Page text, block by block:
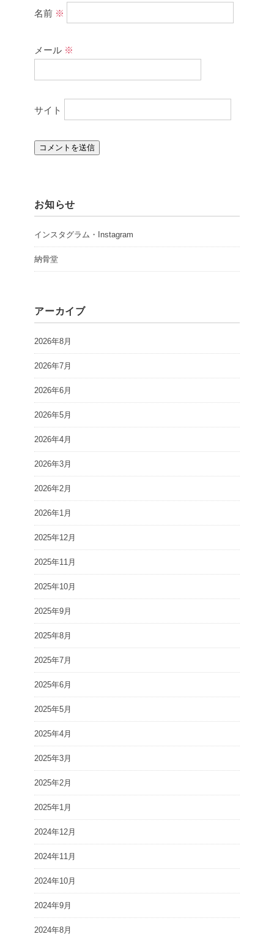
名前 ※
メール ※
サイト
お知らせ
インスタグラム・Instagram
納骨堂
アーカイブ
2026年8月
2026年7月
2026年6月
2026年5月
2026年4月
2026年3月
2026年2月
2026年1月
2025年12月
2025年11月
2025年10月
2025年9月
2025年8月
2025年7月
2025年6月
2025年5月
2025年4月
2025年3月
2025年2月
2025年1月
2024年12月
2024年11月
2024年10月
2024年9月
2024年8月